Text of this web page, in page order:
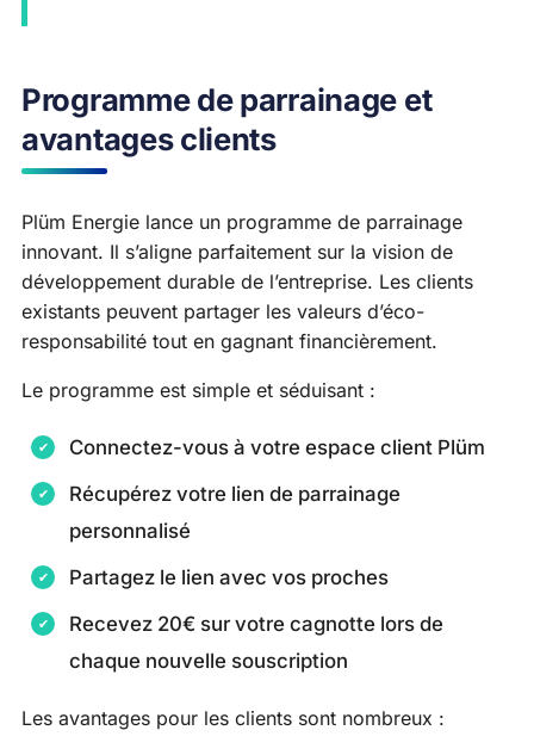
Programme de parrainage et
avantages clients
Plüm Energie lance un programme de parrainage
innovant. Il s’aligne parfaitement sur la vision de
développement durable de l’entreprise. Les clients
existants peuvent partager les valeurs d’éco-
responsabilité tout en gagnant financièrement.
Le programme est simple et séduisant :
Connectez-vous à votre espace client Plüm
Récupérez votre lien de parrainage
personnalisé
Partagez le lien avec vos proches
Recevez 20€ sur votre cagnotte lors de
chaque nouvelle souscription
Les avantages pour les clients sont nombreux :